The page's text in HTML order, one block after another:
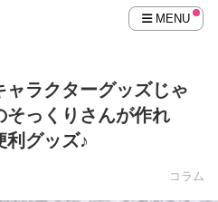
MENU
ャラクターグッズじゃ
そっくりさんが作れ
利グッズ♪
コラム